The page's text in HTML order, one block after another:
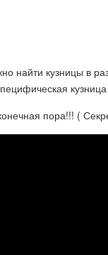
найти кузницы в
пора!!! (